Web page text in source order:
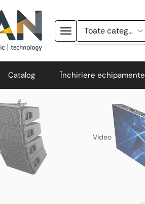
Catalog Închiriere echipamente
Video